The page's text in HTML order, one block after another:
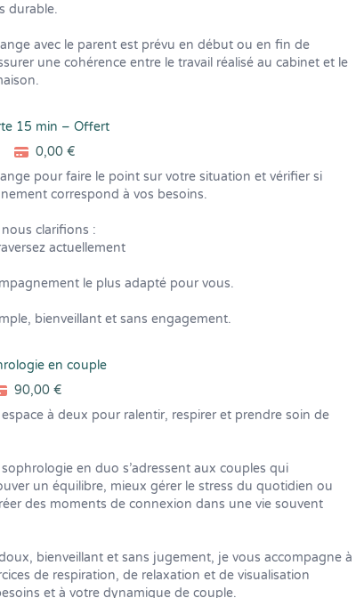
durable.
avec le parent est prévu en début ou en fin de
une cohérence entre le travail réalisé au cabinet et le
15 min – Offert
0,00 €
pour faire le point sur votre situation et vérifier si
correspond à vos besoins.
clarifions :
actuellement
le plus adapté pour vous.
bienveillant et sans engagement.
en couple
90,00 €
à deux pour ralentir, respirer et prendre soin de
sophrologie en duo s’adressent aux couples qui
un équilibre, mieux gérer le stress du quotidien ou
des moments de connexion dans une vie souvent
bienveillant et sans jugement, je vous accompagne à
de respiration, de relaxation et de visualisation
et à votre dynamique de couple.